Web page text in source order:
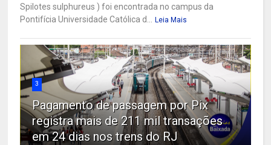
Spilotes sulphureus ) foi encontrada no campus da
Pontifícia Universidade Católica d...
Leia Mais
3
Pagamento de passagem por Pix
registra mais de 211 mil transações
em 24 dias nos trens do RJ